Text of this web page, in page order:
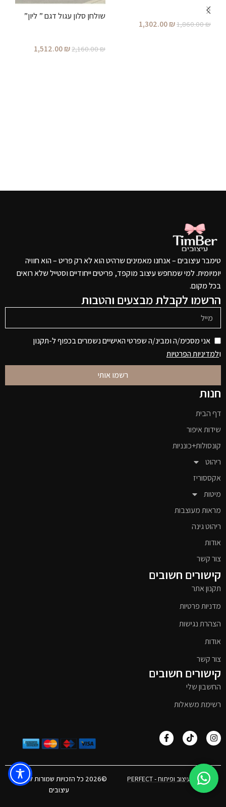
1,860.00₪
1,302.00₪
שולחן סלון עגול דגם ” ליון”
2,160.00₪
1,512.00₪
טימבר עיצובים – אנחנו מאמינים שרהיט הוא לא רק פריט – הוא חוויה
יומיומית. למי שמחפש עיצוב מוקפד, פריטים ייחודיים וסטייל שלא רואים
בכל מקום.
הרשמו לקבלת מבצעים והטבות
אני מסכימ/ה ומבינ/ה שפרטי האישיים נשמרים בכפוף ל-תקנון
ולמדיניות הפרטיות
רשמו אותי
חנות
דף הבית
שידות איפור
קונסולות+כונניות
ריהוט
אקססוריז
מיטות
מראות מעוצבות
ריהוט גינה
אודות
צור קשר
קישורים חשובים
תקנון אתר
מדניות פרטיות
הצהרת נגישות
אודות
צור קשר
קישורים חשובים
החשבון שלי
רשימת משאלות
אפיון, עיצוב ופיתוח - PERFECT
©2026 כל הזכויות שמורות לטימבר
עיצובים